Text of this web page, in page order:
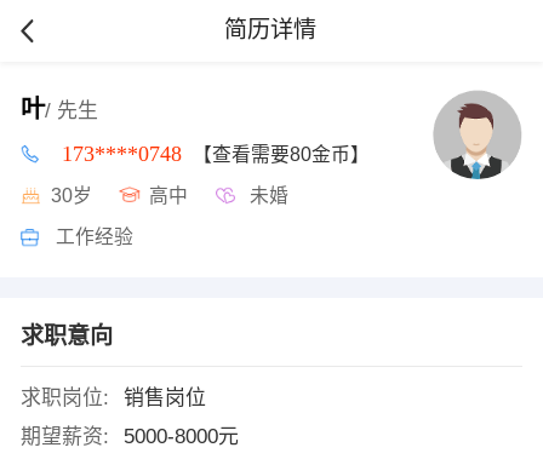
简历详情
叶/ 先生
173****0748 【查看需要80金币】
30岁 高中 未婚
工作经验
求职意向
求职岗位:
销售岗位
期望薪资:
5000-8000元